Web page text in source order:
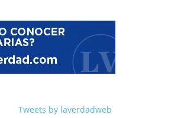
Tweets by laverdadweb